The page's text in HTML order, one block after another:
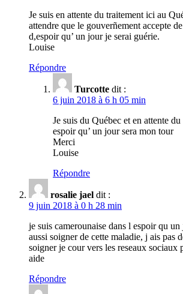
Je suis en attente du traitement ici au
attendre que le gouverñement accepte
d,espoir qu’ un jour je serai guérie.
Louise
Répondre
Turcotte dit :
6 juin 2018 à 6 h 05 min
Je suis du Québec et en attente
espoir qu’ un jour sera mon tour
Merci
Louise
Répondre
rosalie jael dit :
9 juin 2018 à 0 h 28 min
je suis camerounaise dans l espoir qu
aussi soigner de cette maladie, j ais pas
soigner je cour vers les reseaux sociaux
aide
Répondre